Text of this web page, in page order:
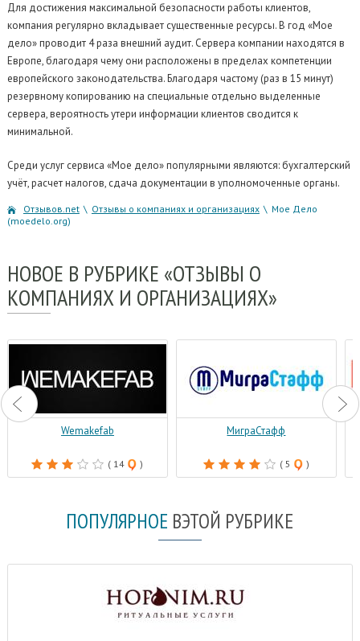
Для достижения максимальной безопасности работы клиентов,
компания регулярно вкладывает существенные ресурсы. В год «Мое
дело» проводит 4 раза внешний аудит. Сервера компании находятся в
Европе, благодаря чему они расположены в пределах компетенции
европейского законодательства. Благодаря частому (раз в 15 минут)
резервному копированию на специальные отдельно выделенные
сервера, вероятность утери информации клиентов сводится к
минимальной.
Среди услуг сервиса «Мое дело» популярными являются: бухгалтерский
учёт, расчет налогов, сдача документации в уполномоченные органы.
Отзывов.net \ Отзывы о компаниях и организациях \ Мое Дело
(moedelo.org)
НОВОЕ В РУБРИКЕ «ОТЗЫВЫ О
КОМПАНИЯХ И ОРГАНИЗАЦИЯХ»
Wemakefab
( 14 )
МиграСтафф
( 5 )
ПОПУЛЯРНОЕ ВЭТОЙ РУБРИКЕ